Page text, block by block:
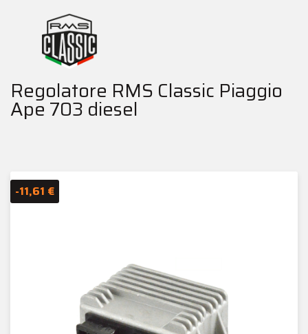
Regolatore RMS Classic Piaggio
Ape 703 diesel
-11,61 €